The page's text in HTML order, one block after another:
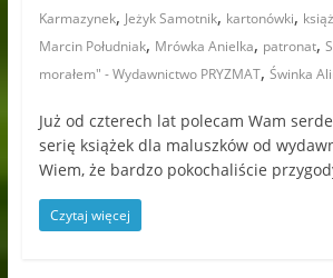
Karmazynek, Jeżyk Samotnik, kartonówki,
Marcin Południak, Mrówka Anielka, patronat,
morałem" - Wydawnictwo PRYZMAT, Świnka
Już od czterech lat polecam Wam
serię książek dla maluszków od
Wiem, że bardzo pokochaliście
Czytaj więcej